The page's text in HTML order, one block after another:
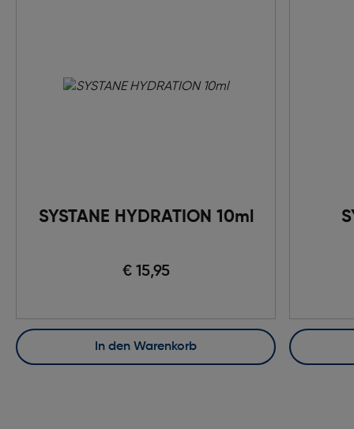
SYSTANE HYDRATION 10ml
€ 15,95
In den Warenkorb